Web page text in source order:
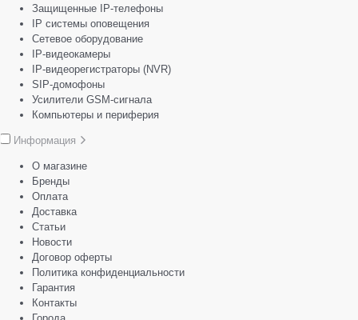
Защищенные IP-телефоны
IP системы оповещения
Сетевое оборудование
IP-видеокамеры
IP-видеорегистраторы (NVR)
SIP-домофоны
Усилители GSM-сигнала
Компьютеры и периферия
Информация
О магазине
Бренды
Оплата
Доставка
Статьи
Новости
Договор оферты
Политика конфиденциальности
Гарантия
Контакты